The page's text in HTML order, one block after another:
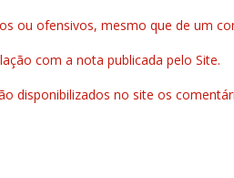
ou ofensivos, mesmo que de um
com a nota publicada pelo Site.
disponibilizados no site os